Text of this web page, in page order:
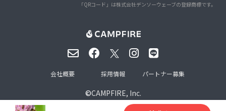
「QRコード」は株式会社デンソーウェーブの登録商標です。
©CAMPFIRE, Inc.
会社概要 採用情報 パートナー募集